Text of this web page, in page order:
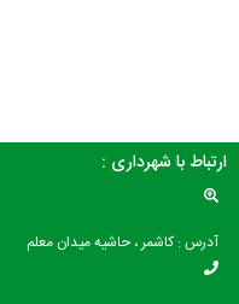
ارتباط با شهرداری :
آدرس : کاشمر ، حاشیه میدان معلم